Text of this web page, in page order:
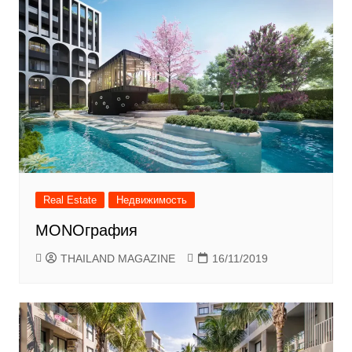
Real Estate Недвижимость
MONOграфия
THAILAND MAGAZINE 16/11/2019